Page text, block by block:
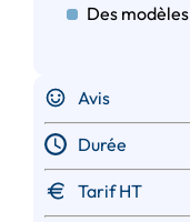
Des
Avis
Durée
Tarif HT